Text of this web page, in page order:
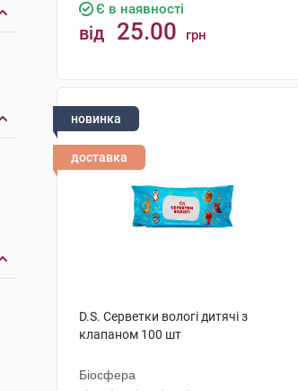
Є в наявності
від 25.00 грн
новинка
доставка
D.S. Серветки вологі дитячі з
клапаном 100 шт
Біосфера